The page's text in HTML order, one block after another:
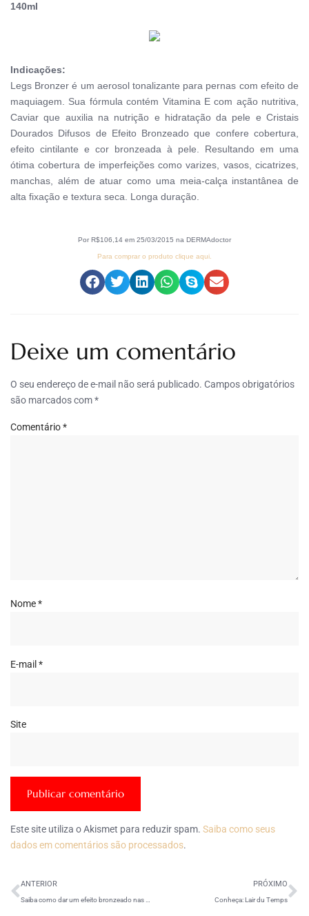
140ml
Indicações:
Legs Bronzer é um aerosol tonalizante para pernas com efeito de
maquiagem. Sua fórmula contém Vitamina E com ação nutritiva,
Caviar que auxilia na nutrição e hidratação da pele e Cristais
Dourados Difusos de Efeito Bronzeado que confere cobertura,
efeito cintilante e cor bronzeada à pele. Resultando em uma
ótima cobertura de imperfeições como varizes, vasos, cicatrizes,
manchas, além de atuar como uma meia-calça instantânea de
alta fixação e textura seca. Longa duração.
Por R$106,14 em 25/03/2015 na DERMAdoctor
Para comprar o produto clique aqui.
Deixe um comentário
O seu endereço de e-mail não será publicado. Campos obrigatórios
são marcados com*
Comentário*
Nome*
E-mail*
Site
Este site utiliza o Akismet para reduzir spam. Saiba como seus
dados em comentários são processados.
ANTERIOR
Saiba como dar um efeito bronzeado nas pernas
PRÓXIMO
Conheça: Lair du Temps